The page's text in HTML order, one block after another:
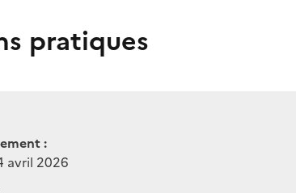
pratiques
:
avril 2026